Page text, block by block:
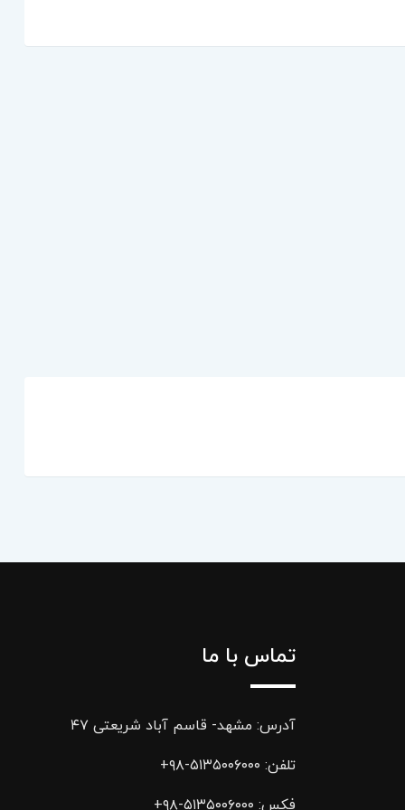
تماس با ما
آدرس: مشهد- قاسم آباد شریعتی ۴۷
تلفن: ۵۱۳۵۰۰۶۰۰۰-۹۸+
فکس: ۵۱۳۵۰۰۶۰۰۰-۹۸+